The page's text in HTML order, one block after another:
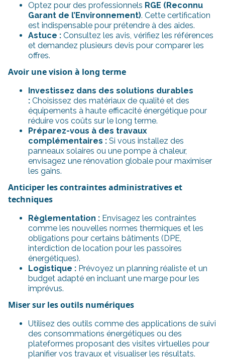
Optez pour des professionnels RGE (Reconnu
Garant de l’Environnement). Cette certification
est indispensable pour prétendre à des aides.
Astuce : Consultez les avis, vérifiez les références
et demandez plusieurs devis pour comparer les
offres.
Avoir une vision à long terme
Investissez dans des solutions durables
: Choisissez des matériaux de qualité et des
équipements à haute efficacité énergétique pour
réduire vos coûts sur le long terme.
Préparez-vous à des travaux
complémentaires : Si vous installez des
panneaux solaires ou une pompe à chaleur,
envisagez une rénovation globale pour maximiser
les gains.
Anticiper les contraintes administratives et
techniques
Règlementation : Envisagez les contraintes
comme les nouvelles normes thermiques et les
obligations pour certains bâtiments (DPE,
interdiction de location pour les passoires
énergétiques).
Logistique : Prévoyez un planning réaliste et un
budget adapté en incluant une marge pour les
imprévus.
Miser sur les outils numériques
Utilisez des outils comme des applications de suivi
des consommations énergétiques ou des
plateformes proposant des visites virtuelles pour
planifier vos travaux et visualiser les résultats.